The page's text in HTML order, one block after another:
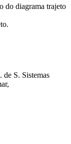
do diagrama trajeto
S. Sistemas